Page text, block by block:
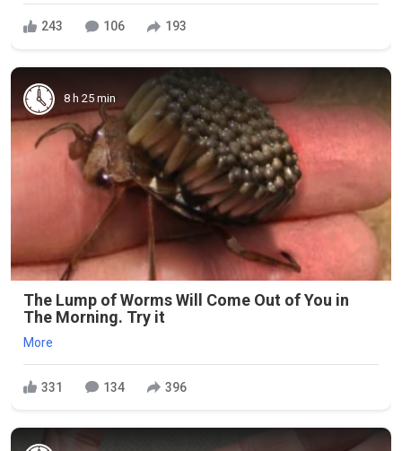
243 106 193
8 h 25 min
The Lump of Worms Will Come Out of You in
The Morning. Try it
More
331 134 396